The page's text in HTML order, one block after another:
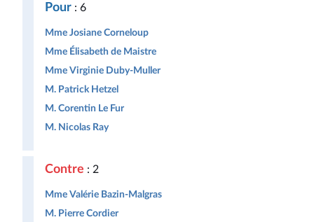
Pour : 6
Mme Josiane Corneloup
Mme Élisabeth de Maistre
Mme Virginie Duby-Muller
M. Patrick Hetzel
M. Corentin Le Fur
M. Nicolas Ray
Contre : 2
Mme Valérie Bazin-Malgras
M. Pierre Cordier